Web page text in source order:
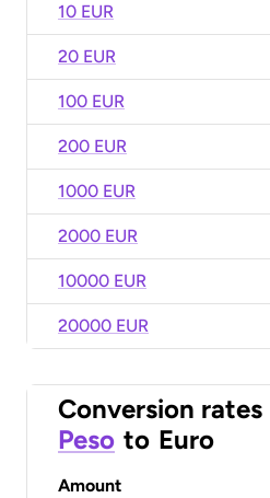
10 EUR
20 EUR
100 EUR
200 EUR
1000 EUR
2000 EUR
10000 EUR
20000 EUR
Conversion rates
Peso to Euro
Amount